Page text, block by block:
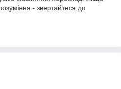
- звертайтеся до